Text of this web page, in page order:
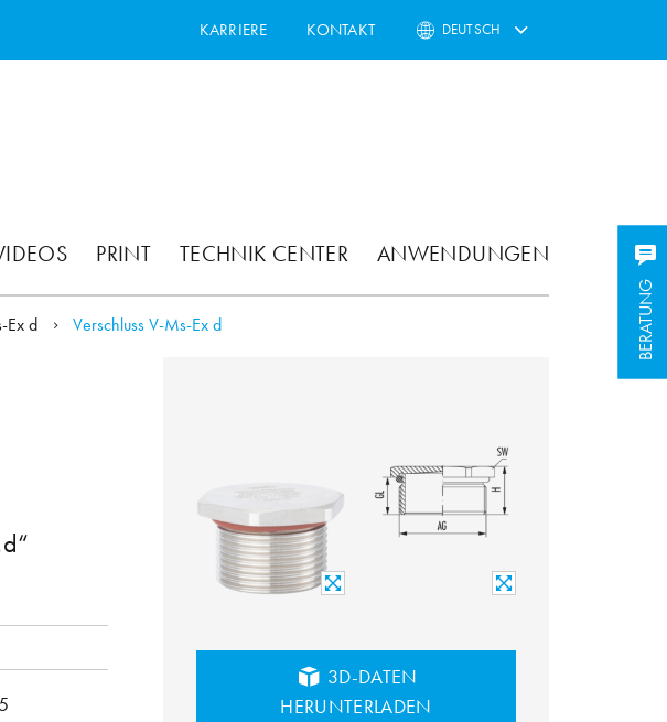
KARRIERE KONTAKT DEUTSCH
PRINT TECHNIK CENTER ANWENDUNGEN
BERATUNG
BERATUNG
Ex d Verschluss V-Ms-Ex d
3D-DATEN
HERUNTERLADEN